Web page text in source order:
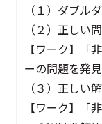
（１）ダブル
（２）正しい
【ワーク】「
ーの問題を発
（３）正しい
【ワーク】「